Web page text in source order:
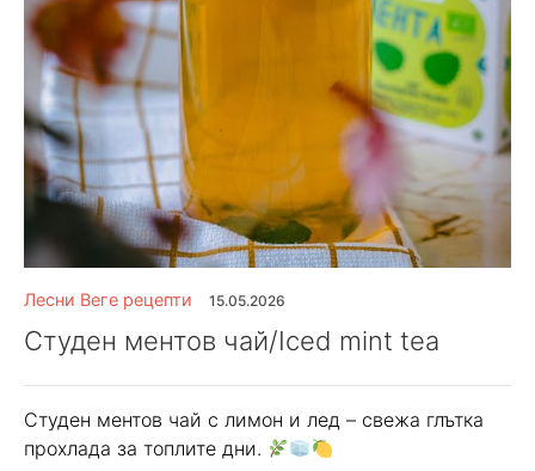
Лесни Веге рецепти 15.05.2026
Студен ментов чай/Iced mint tea
Студен ментов чай с лимон и лед – свежа глътка
прохлада за топлите дни.